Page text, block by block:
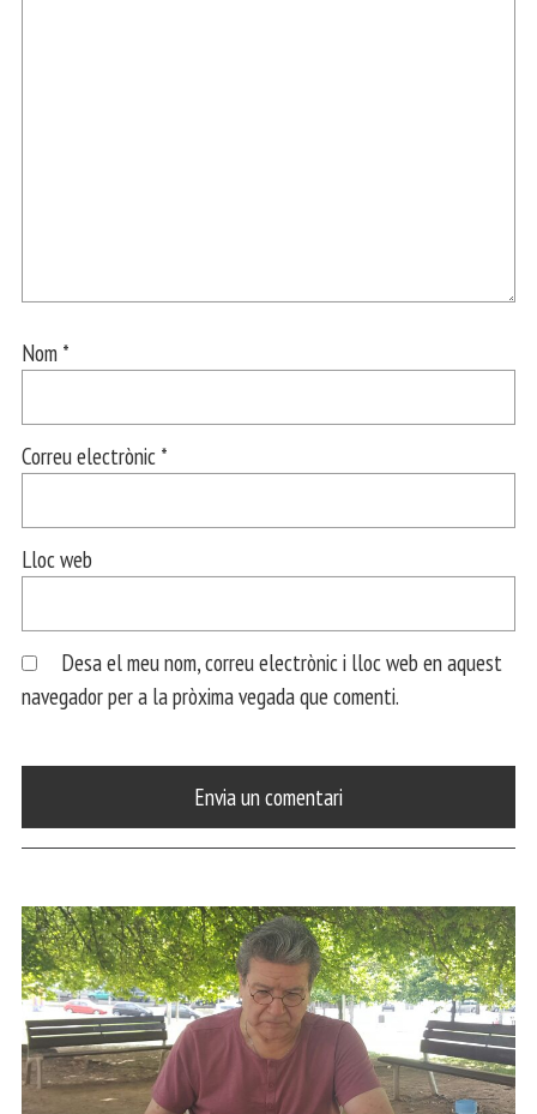
Nom *
Correu electrònic *
Lloc web
Desa el meu nom, correu electrònic i lloc web en aquest
navegador per a la pròxima vegada que comenti.